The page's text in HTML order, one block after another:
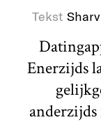
Tekst
Enerzijds
anderzijds